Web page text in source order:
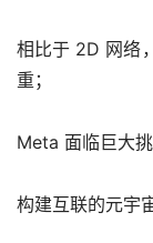
相比于 2D 网络
重；
Meta 面临巨大挑
构建互联的元宇